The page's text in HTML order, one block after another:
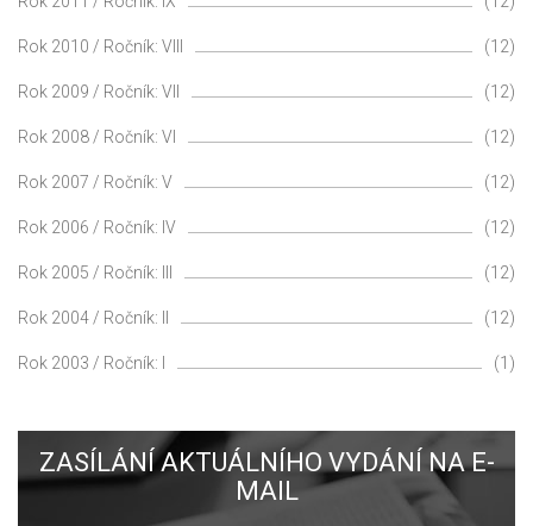
Rok 2010 / Ročník: VIII (12)
Rok 2009 / Ročník: VII (12)
Rok 2008 / Ročník: VI (12)
Rok 2007 / Ročník: V (12)
Rok 2006 / Ročník: IV (12)
Rok 2005 / Ročník: III (12)
Rok 2004 / Ročník: II (12)
Rok 2003 / Ročník: I (1)
ZASÍLÁNÍ AKTUÁLNÍHO VYDÁNÍ NA E-
MAIL